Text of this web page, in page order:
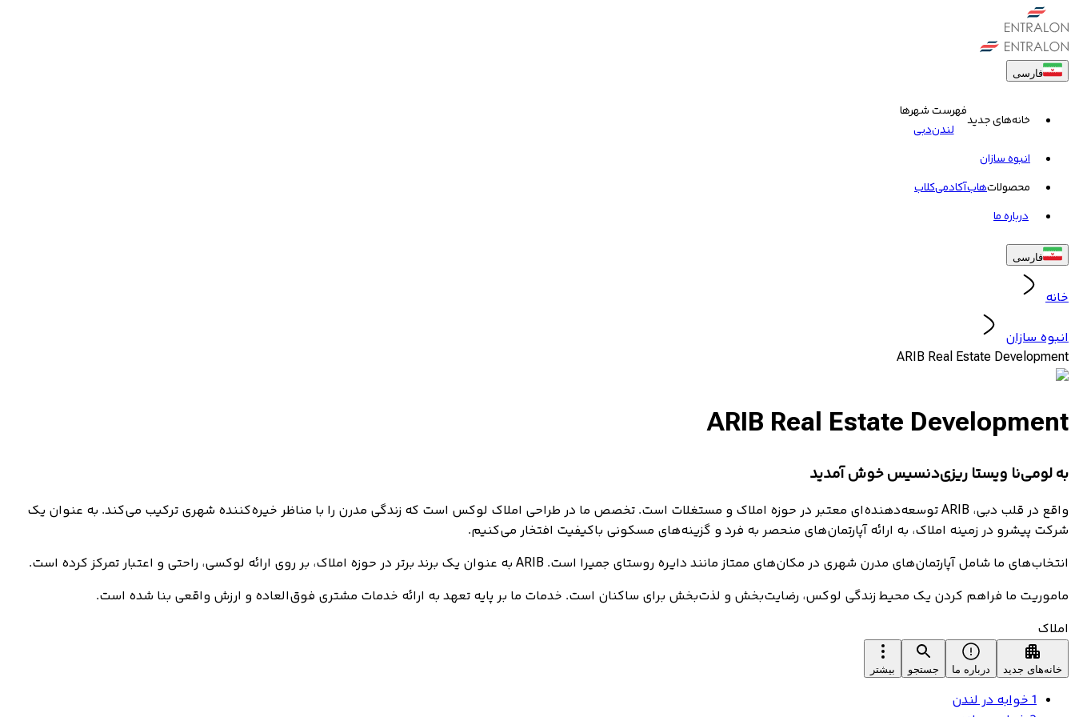
فارسی
خانه‌های جدید
فهرست شهرها
لندندبی
انبوه سازان
محصولاتهابآکادمیکلاب
درباره ما
فارسی
خانه
انبوه سازان
ARIB Real Estate Development
ARIB Real Estate Development
به لومی‌نا ویستا ریزی‌دنسیس خوش آمدید
واقع در قلب دبی، ARIB توسعه‌دهنده‌ای معتبر در حوزه املاک و مستغلات است. تخصص ما در طراحی املاک لوکس است که زندگی مدرن را با مناظر خیره‌کننده شهری ترکیب می‌کند. به عنوان یک
شرکت پیشرو در زمینه املاک، به ارائه آپارتمان‌های منحصر به فرد و گزینه‌های مسکونی باکیفیت افتخار می‌کنیم.
انتخاب‌های ما شامل آپارتمان‌های مدرن شهری در مکان‌های ممتاز مانند دایره روستای جمیرا است. ARIB به عنوان یک برند برتر در حوزه املاک، بر روی ارائه لوکسی، راحتی و اعتبار تمرکز کرده است.
ماموریت ما فراهم کردن یک محیط زندگی لوکس، رضایت‌بخش و لذت‌بخش برای ساکنان است. خدمات ما بر پایه تعهد به ارائه خدمات مشتری فوق‌العاده و ارزش واقعی بنا شده است.
املاک
خانه‌های جدید درباره ما جستجو بیشتر
1 خوابه در لندن